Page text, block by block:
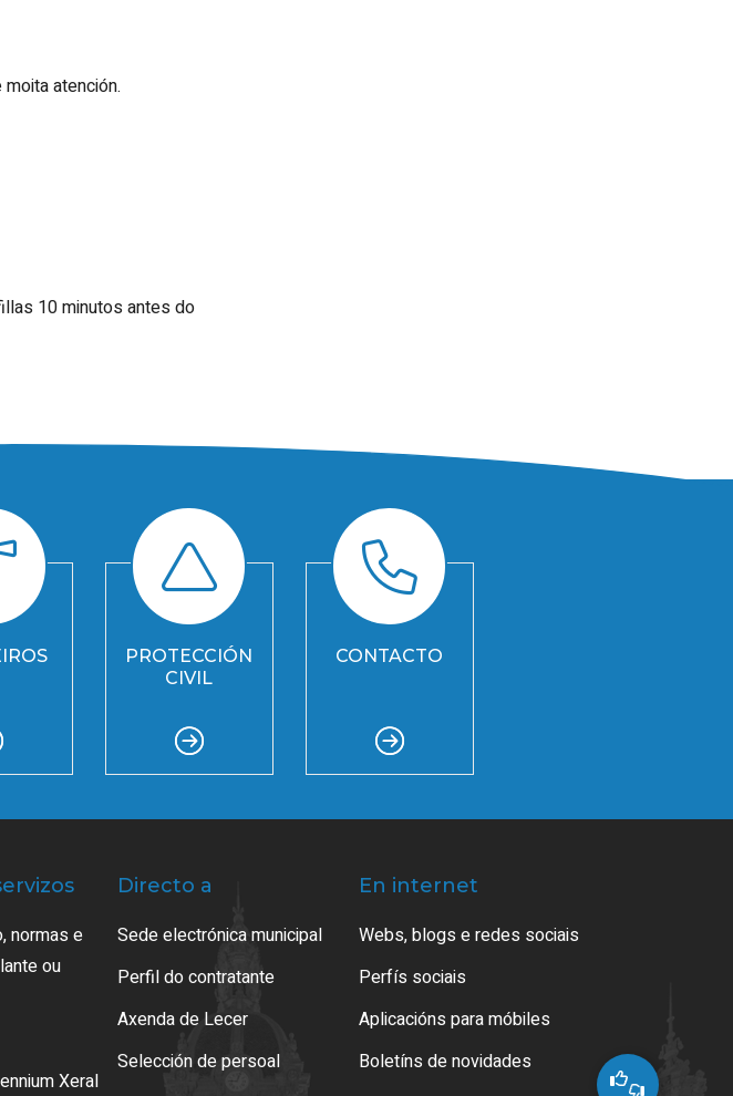
atención.
10 minutos antes do
PROTECCIÓN
CIVIL
CONTACTO
normas e
ou
Xeral
Directo a
Sede electrónica municipal
Perfil do contratante
Axenda de Lecer
Selección de persoal
En internet
Webs, blogs e redes sociais
Perfís sociais
Aplicacións para móbiles
Boletíns de novidades